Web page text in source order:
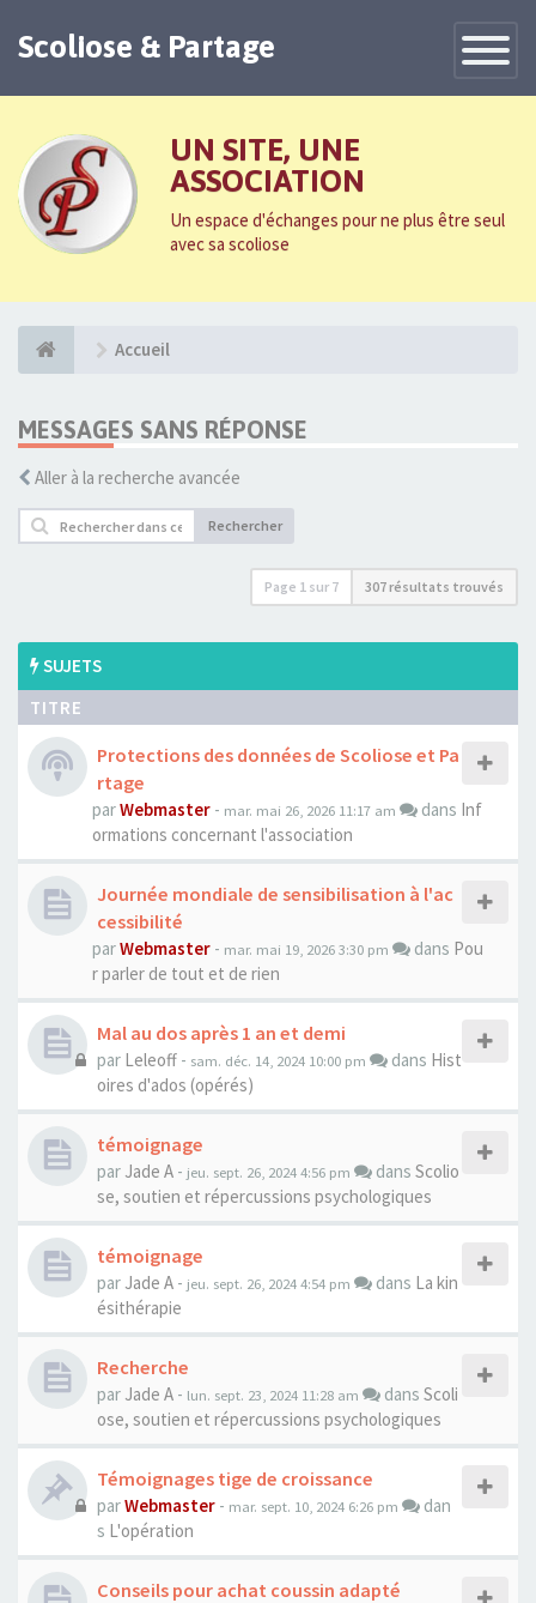
Toggle
Scoliose & Partage
UN SITE, UNE
ASSOCIATION
Un espace d'échanges pour ne plus être seul
avec sa scoliose
Accueil
MESSAGES SANS RÉPONSE
Aller à la recherche avancée
Rechercher
Page 1 sur 7 307 résultats trouvés
SUJETS
TITRE
Protections des données de Scoliose et Pa
rtage
parWebmaster - mar. mai 26, 2026 11:17 am dans Inf
ormations concernant l'association
Journée mondiale de sensibilisation à l'ac
cessibilité
parWebmaster - mar. mai 19, 2026 3:30 pm dans Pou
r parler de tout et de rien
Mal au dos après 1 an et demi
par Leleoff - sam. déc. 14, 2024 10:00 pm dans Hist
oires d'ados (opérés)
témoignage
par Jade A - jeu. sept. 26, 2024 4:56 pm dans Scolio
se, soutien et répercussions psychologiques
témoignage
par Jade A - jeu. sept. 26, 2024 4:54 pm dans La kin
ésithérapie
Recherche
par Jade A - lun. sept. 23, 2024 11:28 am dans Scoli
ose, soutien et répercussions psychologiques
Témoignages tige de croissance
parWebmaster - mar. sept. 10, 2024 6:26 pm
dan
s L'opération
Conseils pour achat coussin adapté